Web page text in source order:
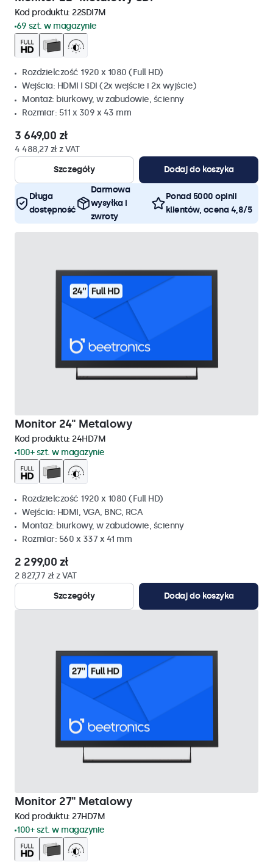
Kod produktu: 22SDI7M
69 szt. w magazynie
Rozdzielczość 1920 x 1080 (Full HD)
Wejścia: HDMI I SDI (2x wejście i 2x wyjście)
Montaż: biurkowy, w zabudowie, ścienny
Rozmiar: 511 x 309 x 43 mm
3 649,00 zł
4 488,27 zł z VAT
Szczegóły
Dodaj do koszyka
Długa
dostępność
Darmowa
wysyłka i
zwroty
Ponad 5000 opinii
klientów, ocena 4,8/5
Monitor 24" Metalowy
Kod produktu: 24HD7M
100+ szt. w magazynie
Rozdzielczość 1920 x 1080 (Full HD)
Wejścia: HDMI, VGA, BNC, RCA
Montaż: biurkowy, w zabudowie, ścienny
Rozmiar: 560 x 337 x 41 mm
2 299,00 zł
2 827,77 zł z VAT
Szczegóły
Dodaj do koszyka
Monitor 27" Metalowy
Kod produktu: 27HD7M
100+ szt. w magazynie